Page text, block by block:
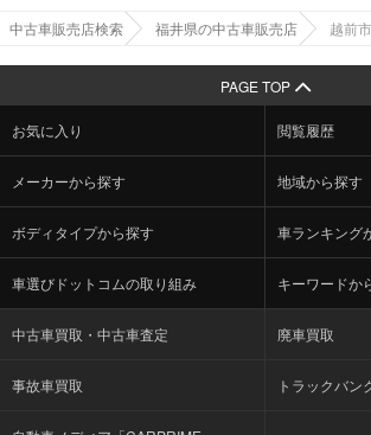
中古車販売店検索 福井県の中古車販売店 越前
PAGE TOP
お気に入り 閲覧履歴
メーカーから探す 地域から探す
ボディタイプから探す 車ランキング
車選びドットコムの取り組み キーワードか
中古車買取・中古車査定 廃車買取
事故車買取 トラックバン